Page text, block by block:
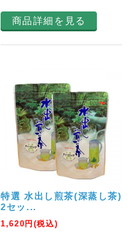
商品詳細を見る
特選 水出し煎茶(深蒸し茶)
2セッ...
1,620円(税込)